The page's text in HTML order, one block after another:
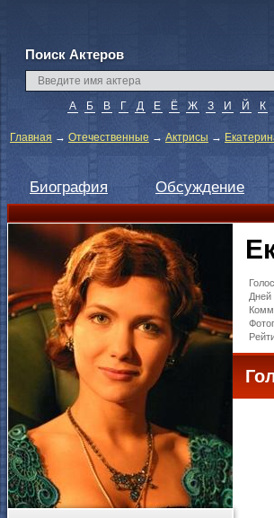
Поиск Актеров
А Б В Г Д Е Ё Ж З И Й К
Главная → Отечественные → Актрисы →
Биография Обсуждение
Дней